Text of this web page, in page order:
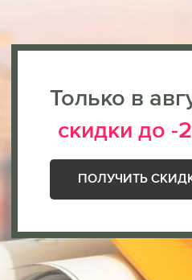
Только в
скидки до -
ПОЛУЧИТЬ